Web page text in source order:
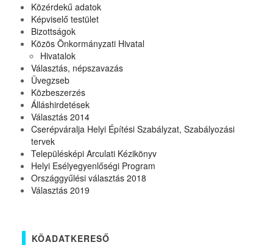
Közérdekű adatok
Képviselő testület
Bizottságok
Közös Önkormányzati Hivatal
Hivatalok
Választás, népszavazás
Üvegzseb
Közbeszerzés
Álláshirdetések
Választás 2014
Cserépváralja Helyi Építési Szabályzat, Szabályozási
tervek
Településképi Arculati Kézikönyv
Helyi Esélyegyenlőségi Program
Országgyűlési választás 2018
Választás 2019
KÖADATKERESŐ